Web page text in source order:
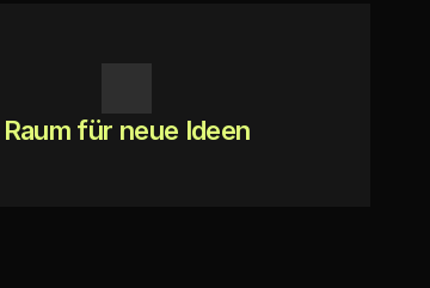
Raum für neue Ideen